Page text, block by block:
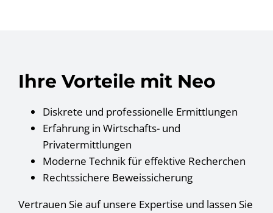
Ihre Vorteile mit Neo
Diskrete und professionelle Ermittlungen
Erfahrung in Wirtschafts- und
Privatermittlungen
Moderne Technik für effektive Recherchen
Rechtssichere Beweissicherung
Vertrauen Sie auf unsere Expertise und lassen Sie